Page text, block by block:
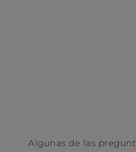
Algunas de las